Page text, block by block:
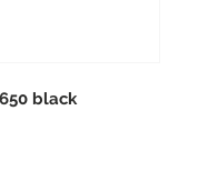
black